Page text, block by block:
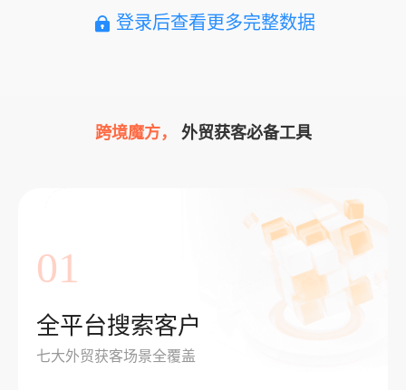
登录后查看更多完整数据
跨境魔方， 外贸获客必备工具
01
全平台搜索客户
七大外贸获客场景全覆盖